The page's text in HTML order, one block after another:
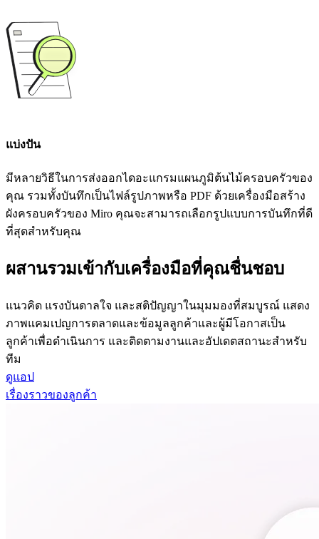
แบ่งปัน
มีหลายวิธีในการส่งออกไดอะแกรมแผนภูมิต้นไม้ครอบครัวของ
คุณ รวมทั้งบันทึกเป็นไฟล์รูปภาพหรือ PDF ด้วยเครื่องมือสร้าง
ผังครอบครัวของ Miro คุณจะสามารถเลือกรูปแบบการบันทึกที่ดี
ที่สุดสำหรับคุณ
ผสานรวมเข้ากับเครื่องมือที่คุณชื่นชอบ
แนวคิด แรงบันดาลใจ และสติปัญญาในมุมมองที่สมบูรณ์ แสดง
ภาพแคมเปญการตลาดและข้อมูลลูกค้าและผู้มีโอกาสเป็น
ลูกค้าเพื่อดำเนินการ และติดตามงานและอัปเดตสถานะสำหรับ
ทีม
ดูแอป
เรื่องราวของลูกค้า